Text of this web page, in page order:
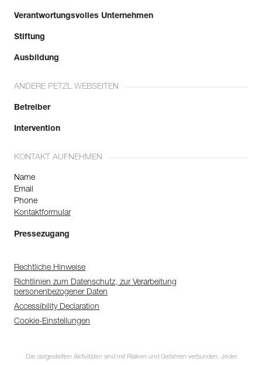
Verantwortungsvolles Unternehmen
Stiftung
Ausbildung
ANDERE PETZL WEBSEITEN
Betreiber
Intervention
KONTAKT AUFNEHMEN
Name
Email
Phone
Kontaktformular
Pressezugang
Rechtliche Hinweise
Richtlinien zum Datenschutz, zur Verarbeitung
personenbezogener Daten
Accessibility Declaration
Cookie-Einstellungen
Die dargestellten Aktivitäten sind mit Risiken und Gefahren verbunden. Jeder